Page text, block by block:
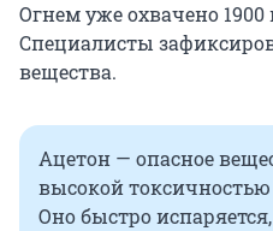
Огнем уже охвачено
Специалисты
вещества.
Ацетон — опасное
высокой
Оно быстро